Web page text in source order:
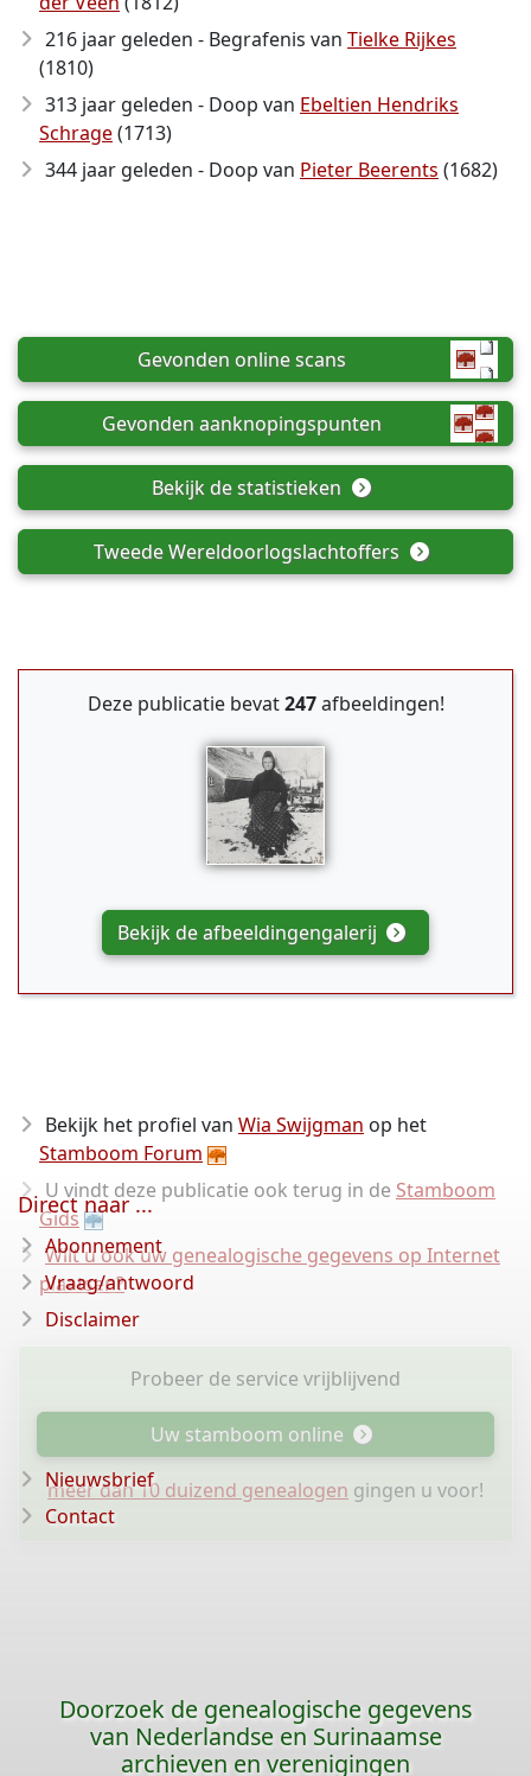
216 jaar geleden - Begrafenis van Tielke Rijkes
(1810)
313 jaar geleden - Doop van Ebeltien Hendriks
Schrage(1713)
344 jaar geleden - Doop van Pieter Beerents (1682)
Gevonden online scans
Gevonden aanknopingspunten
Bekijk de statistieken
Tweede Wereldoorlogslachtoffers
Deze publicatie bevat247afbeeldingen!
Bekijk de afbeeldingengalerij
Bekijk het profiel van Wia Swijgman op het
Stamboom Forum
U vindt deze publicatie ook terug in de Stamboom
Gids
Wilt u ook uw genealogische gegevens op Internet
plaatsen?
Probeer de service vrijblijvend
Uw stamboom online
meer dan 10 duizend genealogen gingen u voor!
Direct naar ...
Abonnement
Vraag/antwoord
Disclaimer
Nieuwsbrief
Contact
Doorzoek de genealogische gegevens
van Nederlandse en Surinaamse
archieven en verenigingen